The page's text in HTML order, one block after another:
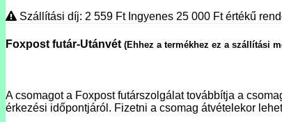
Szállítási díj: 2 559 Ft Ingyenes 25 000 Ftértékű
Foxpost futár-Utánvét (Ehhez a termékhez ez a szállítási
A csomagot a Foxpost futárszolgálat továbbítja a
érkezési időpontjáról. Fizetni a csomag átvételekor